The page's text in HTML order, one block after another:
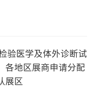
验医学及体外诊断试
各地区展商申请分配
展区